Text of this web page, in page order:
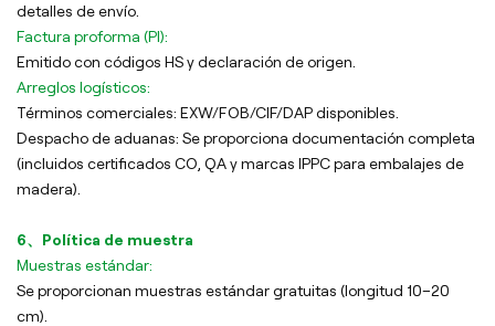
detalles de envío.
Factura proforma (PI):
Emitido con códigos HS y declaración de origen.
Arreglos logísticos:
Términos comerciales: EXW/FOB/CIF/DAP disponibles.
Despacho de aduanas: Se proporciona documentación completa
(incluidos certificados CO, QA y marcas IPPC para embalajes de
madera).
6、Política de muestra
Muestras estándar:
Se proporcionan muestras estándar gratuitas (longitud 10–20
cm).